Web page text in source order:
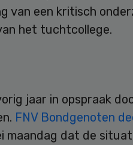
van een kritisch
het tuchtcollege.
jaar in opspraak
FNV Bondgenoten
maandag dat de